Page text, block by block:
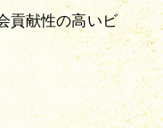
貢献性の高いビ